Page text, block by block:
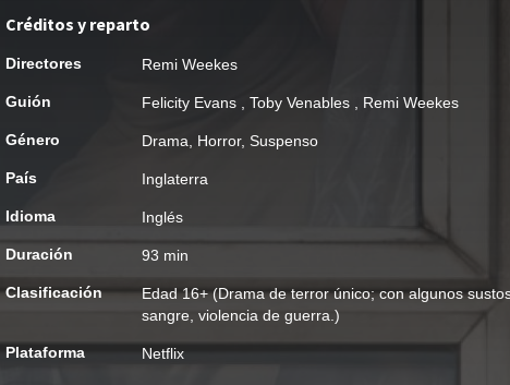
Créditos y reparto
Directores Remi Weekes
Guión Felicity Evans Toby Venables Remi Weekes
Género Drama Horror, Suspenso
País Inglaterra
Idioma Inglés
Duración 93 min
Clasificación Edad16+ (Drama de terror único; con algunos
sangre, violencia de guerra.)
Plataforma Netflix